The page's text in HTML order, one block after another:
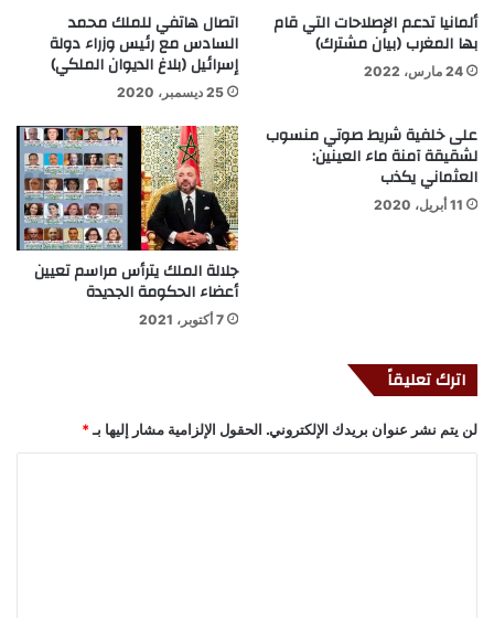
ألمانيا تدعم الإصلاحات التي قام
بها المغرب (بيان مشترك)
24 مارس، 2022
اتصال هاتفي للملك محمد
السادس مع رئيس وزراء دولة
إسرائيل (بلاغ الديوان الملكي)
25 ديسمبر، 2020
على خلفية شريط صوتي منسوب
لشقيقة آمنة ماء العينين:
العثماني يكذب
11 أبريل، 2020
جلالة الملك يترأس مراسم تعيين
أعضاء الحكومة الجديدة
7 أكتوبر، 2021
اترك تعليقاً
لن يتم نشر عنوان بريدك الإلكتروني. الحقول الإلزامية مشار إليها بـ*